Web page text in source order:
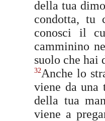
della tua
condotta, tu
conosci il
camminino
suolo che hai
32Anche lo
viene da una
della tua
viene a